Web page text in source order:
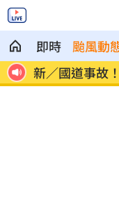
即時 颱風動
」
新／國道事故
迷